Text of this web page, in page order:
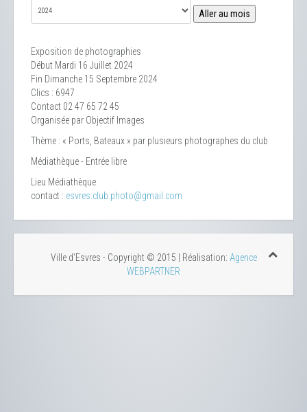
Aller au mois
Exposition de photographies
Début Mardi 16 Juillet 2024
Fin Dimanche 15 Septembre 2024
Clics : 6947
Contact 02 47 65 72 45
Organisée par Objectif Images
Thème : « Ports, Bateaux » par plusieurs photographes du club
Médiathèque - Entrée libre
Lieu Médiathèque
contact : esvres.club.photo@gmail.com
Ville d'Esvres - Copyright © 2015 | Réalisation: Agence
WEBPARTNER